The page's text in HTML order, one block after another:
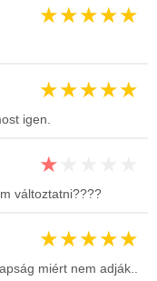
★★★★★
★★★★★
igen.
★
változtatni????
★★★★★
miért nem adják..